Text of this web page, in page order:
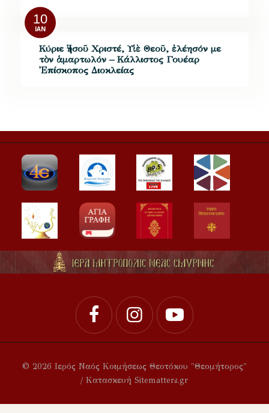
10
ΙΑΝ
Κύριε Ἰησοῦ Χριστέ, Υἱὲ Θεοῦ, ἐλέησόν με
τὸν ἁμαρτωλόν – Κάλλιστος Γουέαρ
Ἐπίσκοπος Διοκλείας
© 2026 Ιερός Ναός Κοιμήσεως Θεοτόκου "Θεομήτορος"
/ Κατασκευή Sitematters.gr